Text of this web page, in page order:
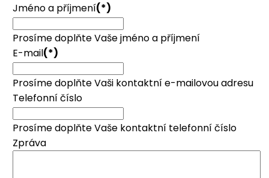
Jméno a příjmení(*)
Prosíme doplňte Vaše jméno a příjmení
E-mail(*)
Prosíme doplňte Vaši kontaktní e-mailovou adresu
Telefonní číslo
Prosíme doplňte Vaše kontaktní telefonní číslo
Zpráva